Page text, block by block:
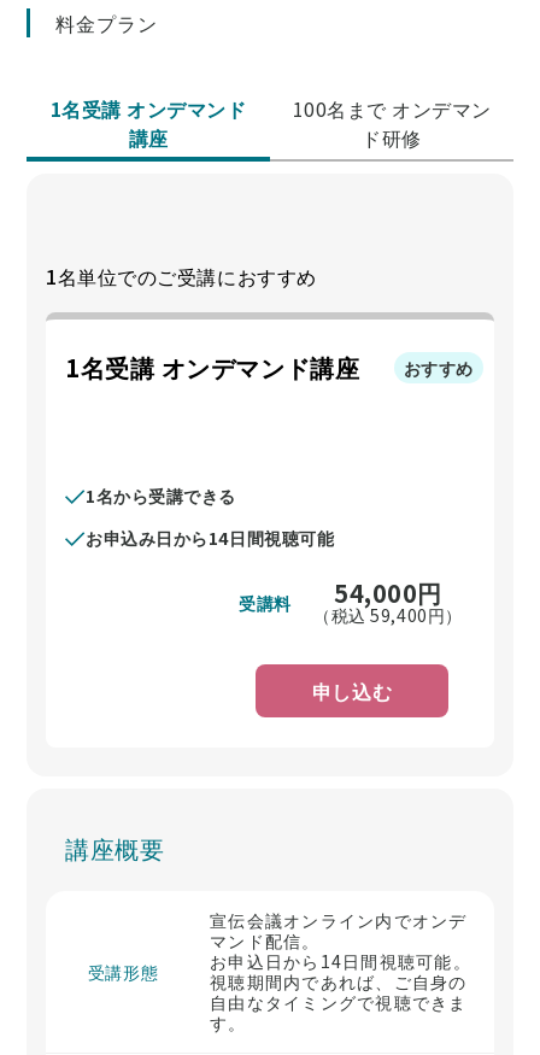
料金プラン
1名受講 オンデマンド
講座
100名まで オンデマン
ド研修
1名単位でのご受講におすすめ
1名受講 オンデマンド講座 おすすめ
1名から受講できる
お申込み日から14日間視聴可能
受講料 54,000円
（税込59,400円）
申し込む
講座概要
受講形態
宣伝会議オンライン内でオンデ
マンド配信。
お申込日から14日間視聴可能。
視聴期間内であれば、ご自身の
自由なタイミングで視聴できま
す。